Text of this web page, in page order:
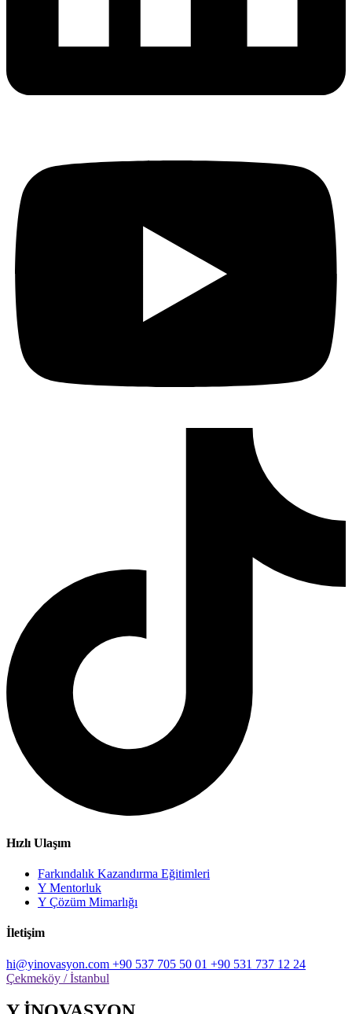
Hızlı Ulaşım
Farkındalık Kazandırma Eğitimleri
Y Mentorluk
Y Çözüm Mimarlığı
İletişim
hi@yinovasyon.com +90 537 705 50 01 +90 531 737 12 24
Çekmeköy / İstanbul